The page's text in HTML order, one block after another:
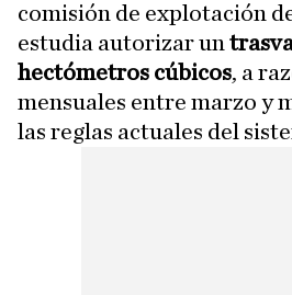
comisión de explotación
estudia autorizar un
hectómetros cúbicos, a
mensuales entre marzo y
las reglas actuales del